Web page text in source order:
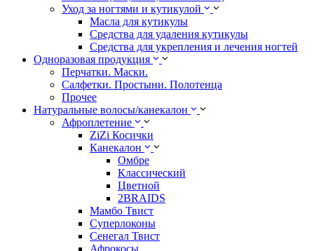
Уход за ногтями и кутикулой
Масла для кутикулы
Средства для удаления кутикулы
Средства для укрепления и лечения ногтей
Одноразовая продукция
Перчатки. Маски.
Салфетки. Простыни. Полотенца
Прочее
Натуральные волосы/канекалон
Афроплетение
ZiZi Косички
Канекалон
Омбре
Классический
Цветной
2BRAIDS
Мамбо Твист
Суперлоконы
Сенегал Твист
Афрокосы